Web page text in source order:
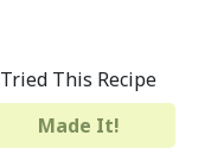
Tried This Recipe
Made It!